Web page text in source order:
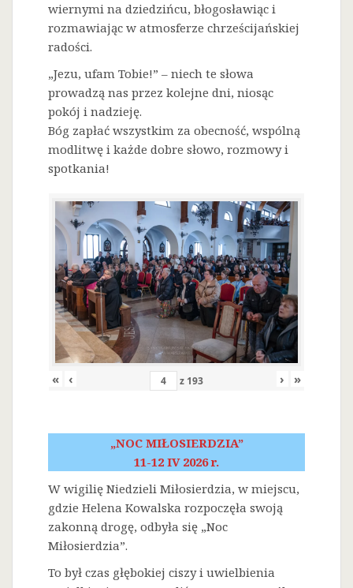
wiernymi na dziedzińcu, błogosławiąc i
rozmawiając w atmosferze chrześcijańskiej
radości.
„Jezu, ufam Tobie!” – niech te słowa
prowadzą nas przez kolejne dni, niosąc
pokój i nadzieję.
Bóg zapłać wszystkim za obecność, wspólną
modlitwę i każde dobre słowo, rozmowy i
spotkania!
« ‹ z 193 › »
„NOC MIŁOSIERDZIA”
11-12 IV 2026 r.
W wigilię Niedzieli Miłosierdzia, w miejscu,
gdzie Helena Kowalska rozpoczęła swoją
zakonną drogę, odbyła się „Noc
Miłosierdzia”.
To był czas głębokiej ciszy i uwielbienia